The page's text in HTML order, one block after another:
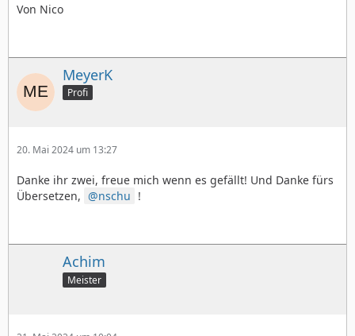
Von Nico
MeyerK
Profi
20. Mai 2024 um 13:27
Danke ihr zwei, freue mich wenn es gefällt! Und Danke fürs
Übersetzen,
nschu !
Achim
Meister